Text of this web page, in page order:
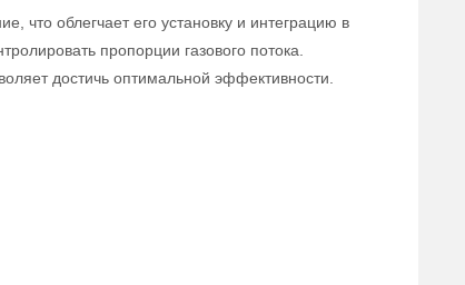
что облегчает его установку и интеграцию в
пропорции газового потока.
достичь оптимальной эффективности.